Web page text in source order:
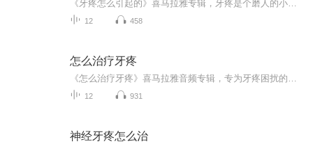
12 458
怎么治疗牙疼
12 931
神经牙疼怎么治